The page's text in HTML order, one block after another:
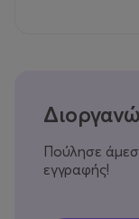
Πούλησε
εγγραφής!